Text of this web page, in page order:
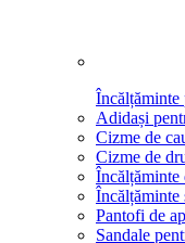
Încălțăminte
Adidași
Cizme de
Cizme de
Încălțăminte
Încălțăminte
Pantofi de
Sandale